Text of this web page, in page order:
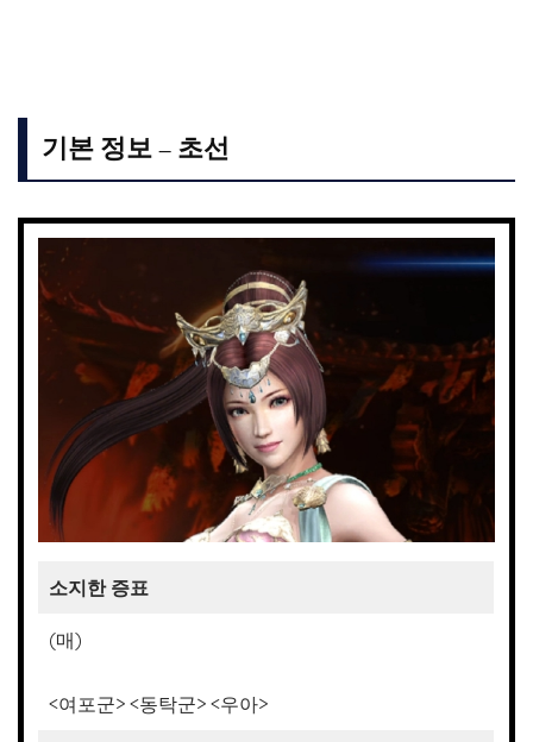
기본 정보 – 초선
소지한 증표
(매)
<여포군> <동탁군> <우아>